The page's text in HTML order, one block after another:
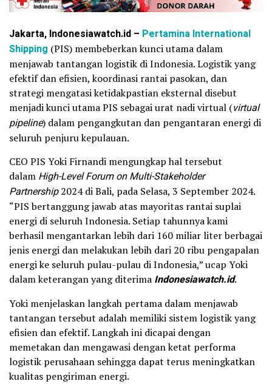
Jakarta, Indonesiawatch.id – Pertamina International
Shipping (PIS) membeberkan kunci utama dalam
menjawab tantangan logistik di Indonesia. Logistik yang
efektif dan efisien, koordinasi rantai pasokan, dan
strategi mengatasi ketidakpastian eksternal disebut
menjadi kunci utama PIS sebagai urat nadi virtual (virtual
pipeline) dalam pengangkutan dan pengantaran energi di
seluruh penjuru kepulauan.
CEO PIS Yoki Firnandi mengungkap hal tersebut
dalam High-Level Forum on Multi-Stakeholder
Partnership2024 di Bali, pada Selasa, 3 September 2024.
“PIS bertanggung jawab atas mayoritas rantai suplai
energi di seluruh Indonesia. Setiap tahunnya kami
berhasil mengantarkan lebih dari 160 miliar liter berbagai
jenis energi dan melakukan lebih dari 20 ribu pengapalan
energi ke seluruh pulau-pulau di Indonesia,” ucap Yoki
dalam keterangan yang diterima Indonesiawatch.id.
Yoki menjelaskan langkah pertama dalam menjawab
tantangan tersebut adalah memiliki sistem logistik yang
efisien dan efektif. Langkah ini dicapai dengan
memetakan dan mengawasi dengan ketat performa
logistik perusahaan sehingga dapat terus meningkatkan
kualitas pengiriman energi.